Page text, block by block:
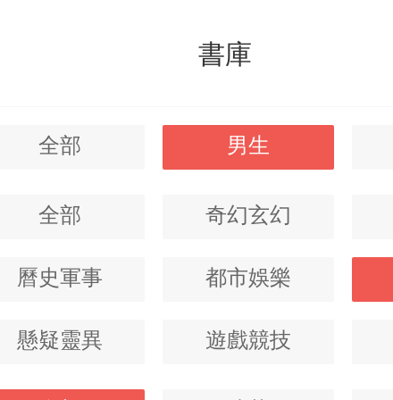
書庫
全部 男生
全部 奇幻玄幻
曆史軍事 都市娛樂
懸疑靈異 遊戲競技